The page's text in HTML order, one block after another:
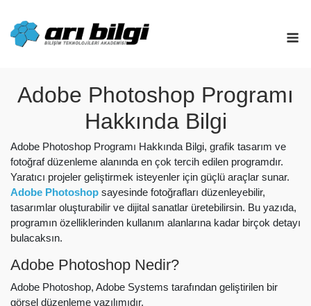
content
Adobe Photoshop Programı
Hakkında Bilgi
Adobe Photoshop Programı Hakkında Bilgi, grafik tasarım ve
fotoğraf düzenleme alanında en çok tercih edilen programdır.
Yaratıcı projeler geliştirmek isteyenler için güçlü araçlar sunar.
Adobe Photoshop sayesinde fotoğrafları düzenleyebilir,
tasarımlar oluşturabilir ve dijital sanatlar üretebilirsin. Bu yazıda,
programın özelliklerinden kullanım alanlarına kadar birçok detayı
bulacaksın.
Adobe Photoshop Nedir?
Adobe Photoshop, Adobe Systems tarafından geliştirilen bir
görsel düzenleme yazılımıdır.